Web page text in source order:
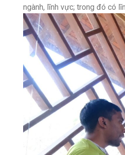
ngành, lĩnh vực; trong đó có